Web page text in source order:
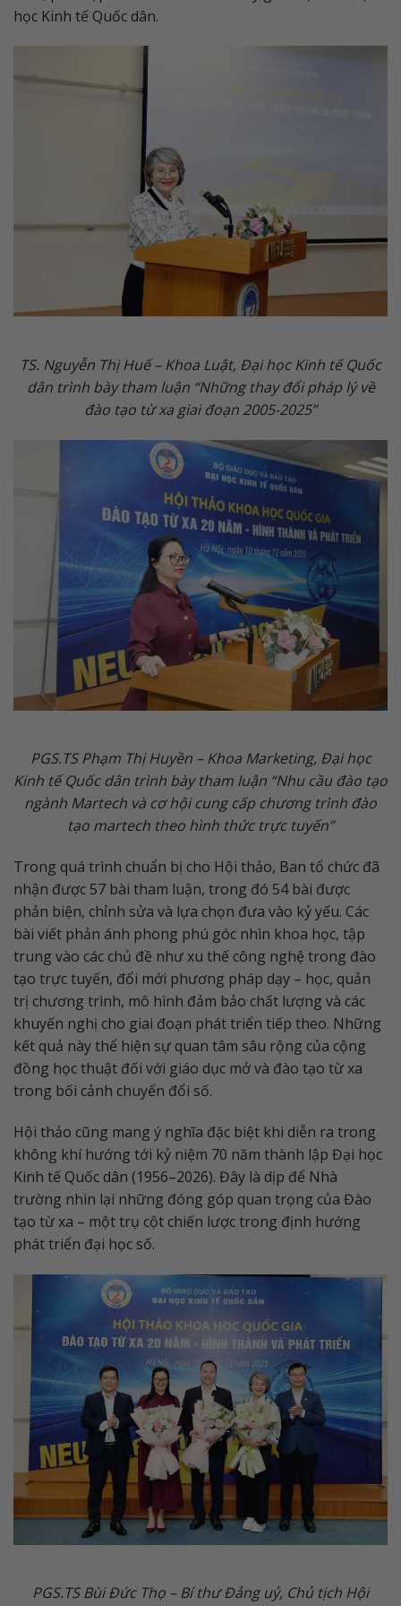
học Kinh tế Quốc dân.
TS. Nguyễn Thị Huế – Khoa Luật, Đại học Kinh tế Quốc
dân trình bày tham luận “Những thay đổi pháp lý về
đào tạo từ xa giai đoạn 2005-2025”
PGS.TS Phạm Thị Huyền – Khoa Marketing, Đại học
Kinh tế Quốc dân trình bày tham luận “Nhu cầu đào tạo
ngành Martech và cơ hội cung cấp chương trình đào
tạo martech theo hình thức trực tuyến”
Trong quá trình chuẩn bị cho Hội thảo, Ban tổ chức đã
nhận được 57 bài tham luận, trong đó 54 bài được
phản biện, chỉnh sửa và lựa chọn đưa vào kỷ yếu. Các
bài viết phản ánh phong phú góc nhìn khoa học, tập
trung vào các chủ đề như xu thế công nghệ trong đào
tạo trực tuyến, đổi mới phương pháp dạy – học, quản
trị chương trình, mô hình đảm bảo chất lượng và các
khuyến nghị cho giai đoạn phát triển tiếp theo. Những
kết quả này thể hiện sự quan tâm sâu rộng của cộng
đồng học thuật đối với giáo dục mở và đào tạo từ xa
trong bối cảnh chuyển đổi số.
Hội thảo cũng mang ý nghĩa đặc biệt khi diễn ra trong
không khí hướng tới kỷ niệm 70 năm thành lập Đại học
Kinh tế Quốc dân (1956–2026). Đây là dịp để Nhà
trường nhìn lại những đóng góp quan trọng của Đào
tạo từ xa – một trụ cột chiến lược trong định hướng
phát triển đại học số.
PGS.TS Bùi Đức Thọ – Bí thư Đảng uỷ, Chủ tịch Hội